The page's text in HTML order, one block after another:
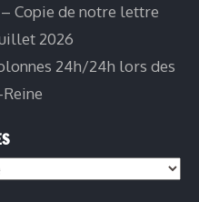
Copie de notre lettre
2026
24h/24h lors des